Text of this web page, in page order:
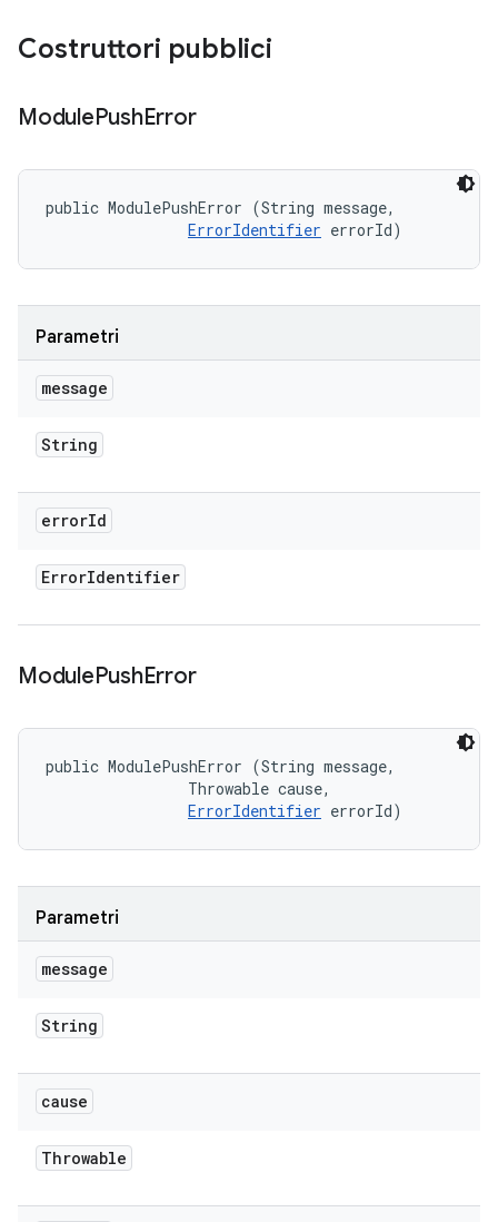
Costruttori pubblici
ModulePushError
public ModulePushError (String message,
ErrorIdentifier errorId)
Parametri
message
String
errorId
ErrorIdentifier
ModulePushError
public ModulePushError (String message,
                Throwable cause,
ErrorIdentifier errorId)
Parametri
message
String
cause
Throwable